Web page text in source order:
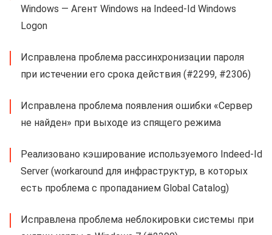
Windows — Агент Windows на Indeed-Id Windows
Logon
Исправлена проблема рассинхронизации пароля
при истечении его срока действия (#2299, #2306)
Исправлена проблема появления ошибки «Сервер
не найден» при выходе из спящего режима
Реализовано кэширование используемого Indeed-Id
Server (workaround для инфраструктур, в которых
есть проблема с пропаданием Global Catalog)
Исправлена проблема неблокировки системы при